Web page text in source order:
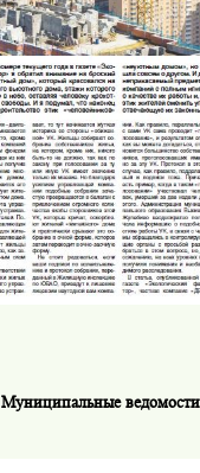
Муниципальные